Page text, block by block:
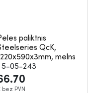
paliktnis
QcK,
melns
5-05-243
bez PVN